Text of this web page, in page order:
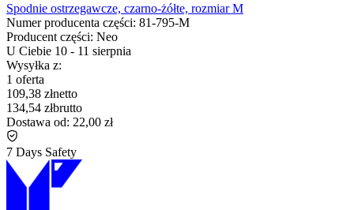
Spodnie ostrzegawcze, czarno-żółte, rozmiar M
Numer producenta części: 81-795-M
Producent części: Neo
U Ciebie 10 - 11 sierpnia
Wysyłka z:
1 oferta
109,38 złnetto
134,54 złbrutto
Dostawa od: 22,00 zł
7 Days Safety